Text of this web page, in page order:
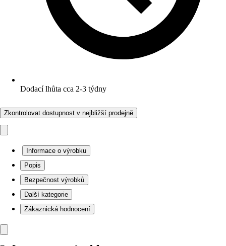
Dodací lhůta cca 2-3 týdny
Zkontrolovat dostupnost v nejbližší prodejně
Informace o výrobku
Popis
Bezpečnost výrobků
Další kategorie
Zákaznická hodnocení